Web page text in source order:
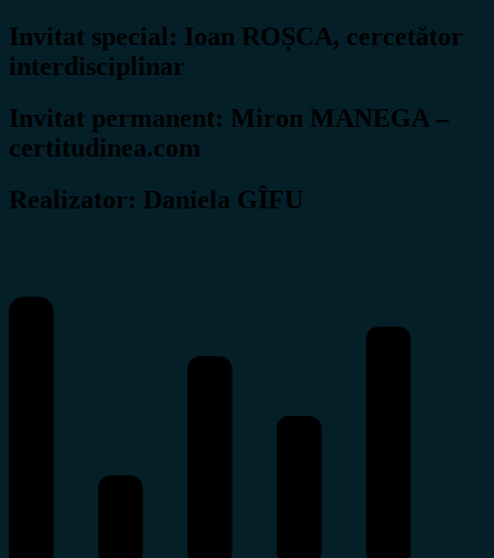
Invitat special: Ioan ROȘCA, cercetător
interdisciplinar
Invitat permanent: Miron MANEGA –
certitudinea.com
Realizator: Daniela GÎFU